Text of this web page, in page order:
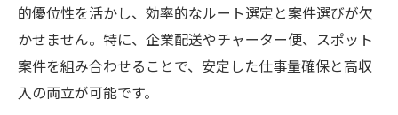
的優位性を活かし、効率的なルート選定と案件選びが欠
かせません。特に、企業配送やチャーター便、スポット
案件を組み合わせることで、安定した仕事量確保と高収
入の両立が可能です。